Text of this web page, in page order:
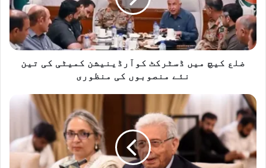
کمیٹی
کی
تین
نئے
منصوبوں
ضلع کیچ میں ڈسٹرکٹ کوآرڈینیشن کمیٹی کی تین
نئے منصوبوں کی منظوری
اسمارٹ
ٹیکسیشن
دیہی
معیشت
کی
بہتری